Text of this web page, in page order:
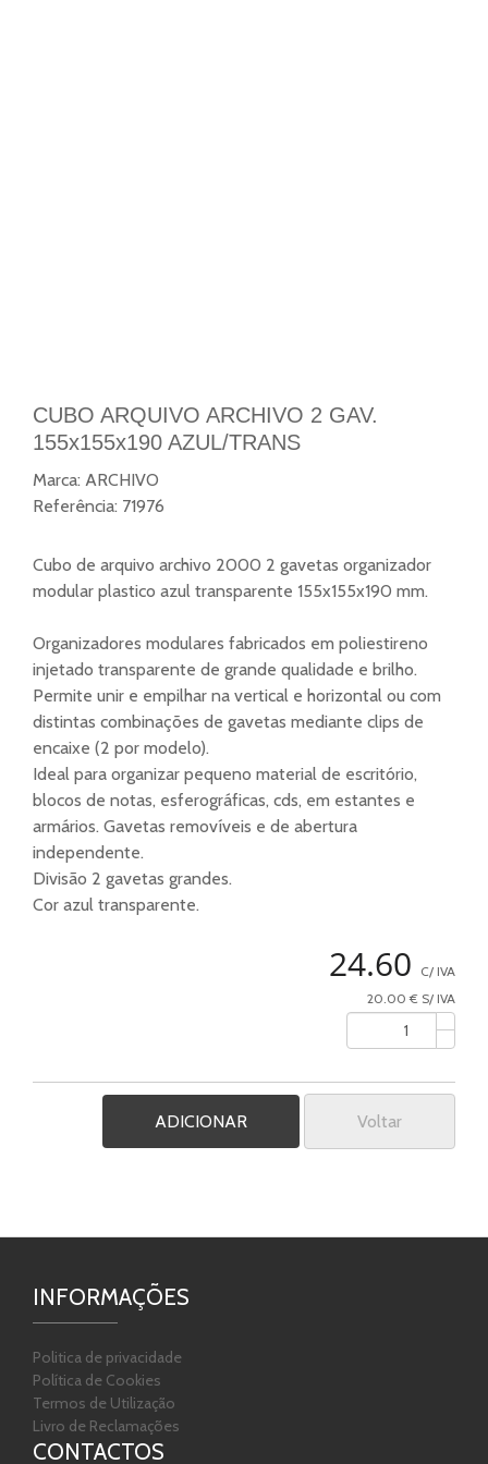
CUBO ARQUIVO ARCHIVO 2 GAV.
155x155x190 AZUL/TRANS
Marca: ARCHIVO
Referência: 71976
Cubo de arquivo archivo 2000 2 gavetas organizador
modular plastico azul transparente 155x155x190 mm.
Organizadores modulares fabricados em poliestireno
injetado transparente de grande qualidade e brilho.
Permite unir e empilhar na vertical e horizontal ou com
distintas combinações de gavetas mediante clips de
encaixe (2 por modelo).
Ideal para organizar pequeno material de escritório,
blocos de notas, esferográficas, cds, em estantes e
armários. Gavetas removíveis e de abertura
independente.
Divisão 2 gavetas grandes.
Cor azul transparente.
24.60
C/ IVA
20.00 € S/ IVA
Voltar
INFORMAÇÕES
Politica de privacidade
Política de Cookies
Termos de Utilização
Livro de Reclamações
CONTACTOS